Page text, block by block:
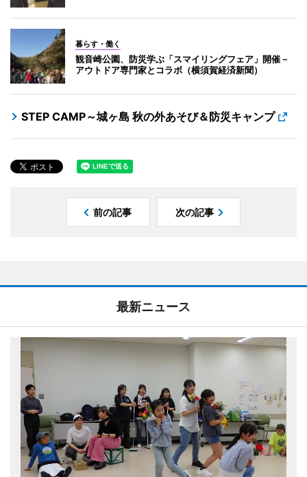
暮らす・働く
観音崎公園、防災学ぶ「スマイリングフェア」開催－
アウトドア専門家とコラボ（横須賀経済新聞）
STEP CAMP～城ヶ島 秋の外あそび＆防災キャンプ
前の記事 次の記事
最新ニュース